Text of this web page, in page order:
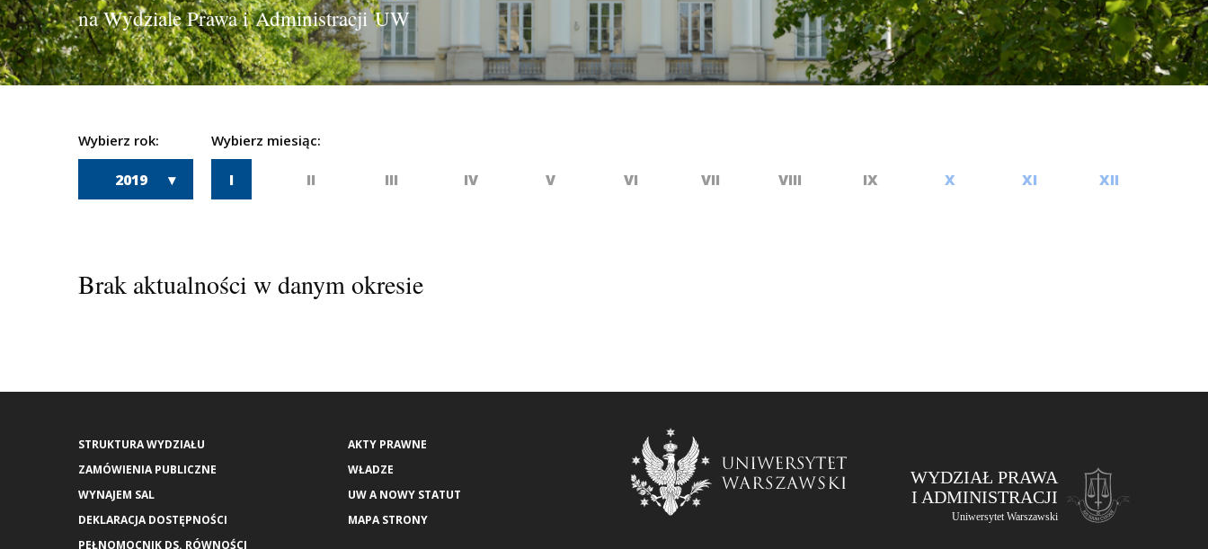
na Wydziale Prawa i Administracji UW
Wybierz rok:
2019
Wybierz miesiąc:
I II III IV V VI VII VIII IX X XI XII
Brak aktualności w danym okresie
STRUKTURA WYDZIAŁU
ZAMÓWIENIA PUBLICZNE
WYNAJEM SAL
DEKLARACJA DOSTĘPNOŚCI
PEŁNOMOCNIK DS. RÓWNOŚCI
AKTY PRAWNE
WŁADZE
UW A NOWY STATUT
MAPA STRONY
WYDZIAŁ PRAWA
I ADMINISTRACJI
Uniwersytet Warszawski